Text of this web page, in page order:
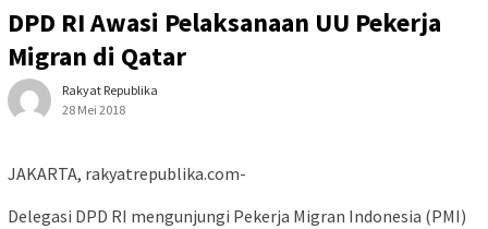
DPD RI Awasi Pelaksanaan UU Pekerja
Migran di Qatar
Rakyat Republika
28 Mei 2018
JAKARTA, rakyatrepublika.com-
Delegasi DPD RI mengunjungi Pekerja Migran Indonesia (PMI)